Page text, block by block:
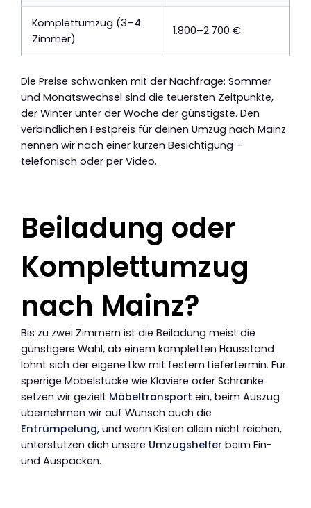
Komplettumzug (3–4
Zimmer)
1.800–2.700 €
Die Preise schwanken mit der Nachfrage: Sommer
und Monatswechsel sind die teuersten Zeitpunkte,
der Winter unter der Woche der günstigste. Den
verbindlichen Festpreis für deinen Umzug nach Mainz
nennen wir nach einer kurzen Besichtigung –
telefonisch oder per Video.
Beiladung oder
Komplettumzug
nach Mainz?
Bis zu zwei Zimmern ist die Beiladung meist die
günstigere Wahl, ab einem kompletten Hausstand
lohnt sich der eigene Lkw mit festem Liefertermin. Für
sperrige Möbelstücke wie Klaviere oder Schränke
setzen wir gezielt Möbeltransport ein, beim Auszug
übernehmen wir auf Wunsch auch die
Entrümpelung, und wenn Kisten allein nicht reichen,
unterstützen dich unsere Umzugshelfer beim Ein-
und Auspacken.